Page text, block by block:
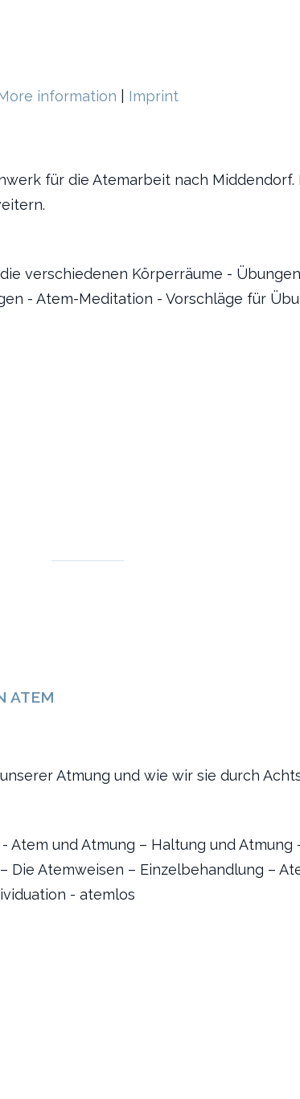
für die Atemarbeit nach
verschiedenen Körperräume -
- Atem-Meditation - Vorschläge für
ATEM
Atmung und wie wir sie durch
und Atmung – Haltung und
Die Atemweisen – Einzelbehandlung –
- atemlos
information Imprint